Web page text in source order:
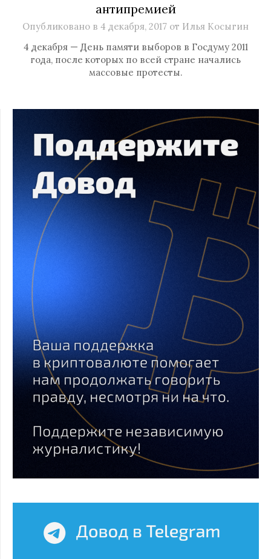
антипремией
Опубликовано в 4 декабря, 2017 от Илья Косыгин
4 декабря — День памяти выборов в Госдуму 2011
года, после которых по всей стране начались
массовые протесты.